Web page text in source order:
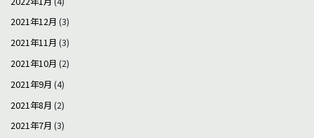
2021年12月 (3)
2021年11月 (3)
2021年10月 (2)
2021年9月 (4)
2021年8月 (2)
2021年7月 (3)